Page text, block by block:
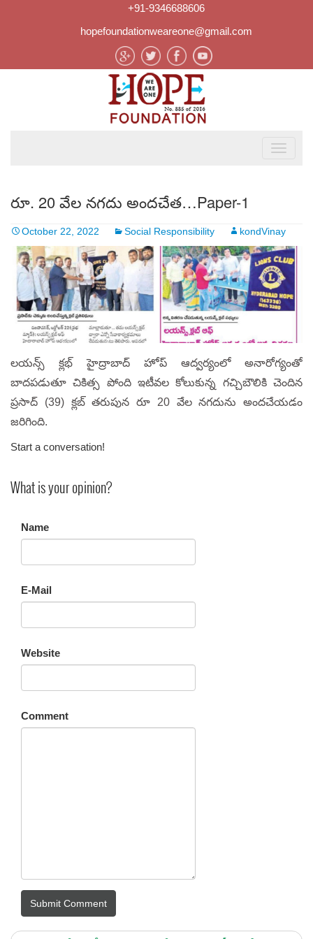
+91-9346688606
hopefoundationweareone@gmail.com
రూ. 20 వేల నగదు అందచేత…Paper-1
October 22, 2022 Social Responsibility kondVinay
లయన్స్ క్లభ్ హైద్రాబాద్ హోప్ ఆద్వర్యంలో అనారోగ్యంతో
బాదపడుతూ చికిత్స పోంది ఇటీవల కోలుకున్న గచ్చిబౌలికి చెందిన
ప్రసాద్ (39) క్లబ్ తరుపున రూ 20 వేల నగదును అందచేయడం
జరిగింది.
Start a conversation!
What is your opinion?
Name
E-Mail
Website
Comment
Submit Comment